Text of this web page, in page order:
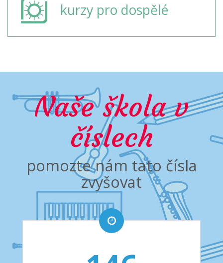
kurzy pro dospělé
Naše škola v
číslech
pomozte nám tato čísla
zvyšovat